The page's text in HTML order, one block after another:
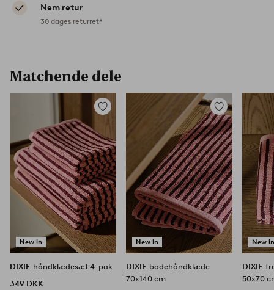
Nem retur
30 dages returret*
Matchende dele
New in
Tilføj
DIXIE håndklædesæt 4-pak
349 DKK
New in
Tilføj
til
favoritter
DIXIE badehåndklæde
70x140 cm
New
DIXIE
50x70